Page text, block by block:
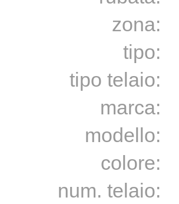
zona:
tipo:
tipo telaio:
marca:
modello:
colore:
num. telaio: